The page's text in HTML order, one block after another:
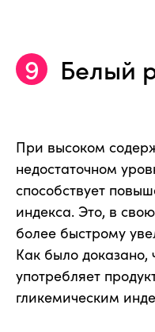
Белый
При высоком
недостаточном
способствует
индекса. Это, в
более быстрому
Как было доказано,
употребляет
гликемическим